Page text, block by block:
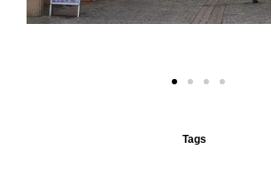
Tags